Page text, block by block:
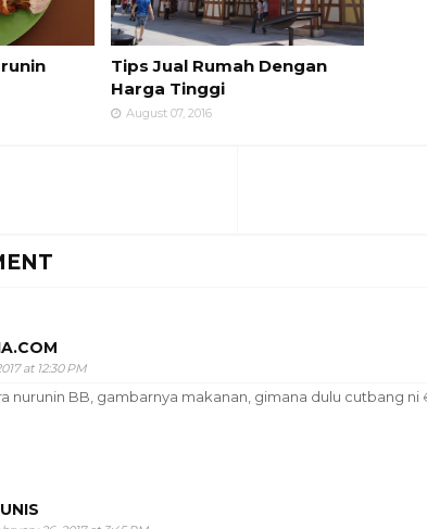
Tips Jual Rumah Dengan
Harga Tinggi
August 07, 2016
at 12:30 PM
nurunin BB, gambarnya makanan, gimana dulu cutbang ni